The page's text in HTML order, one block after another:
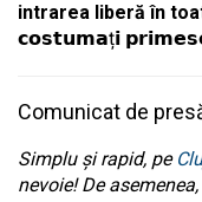
intrarea liberă în
𝗰𝗼𝘀𝘁𝘂𝗺𝗮ț𝗶
Comunicat de
Simplu și rapid, pe
nevoie! De